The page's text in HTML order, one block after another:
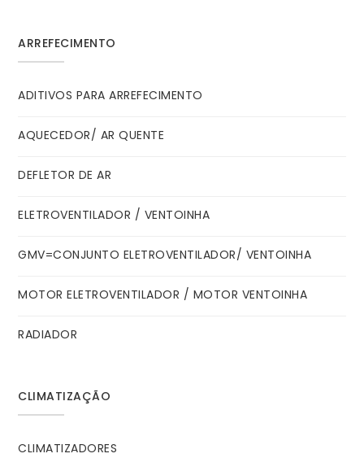
ARREFECIMENTO
ADITIVOS PARA ARREFECIMENTO
AQUECEDOR/ AR QUENTE
DEFLETOR DE AR
ELETROVENTILADOR / VENTOINHA
GMV=CONJUNTO ELETROVENTILADOR/ VENTOINHA
MOTOR ELETROVENTILADOR / MOTOR VENTOINHA
RADIADOR
CLIMATIZAÇÃO
CLIMATIZADORES